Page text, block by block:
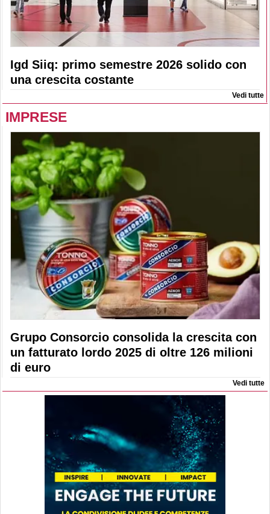
Igd Siiq: primo semestre 2026 solido con
una crescita costante
Vedi tutte
IMPRESE
Grupo Consorcio consolida la crescita con
un fatturato lordo 2025 di oltre 126 milioni
di euro
Vedi tutte